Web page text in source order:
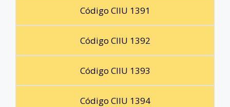
Código CIIU 1391
Código CIIU 1392
Código CIIU 1393
Código CIIU 1394